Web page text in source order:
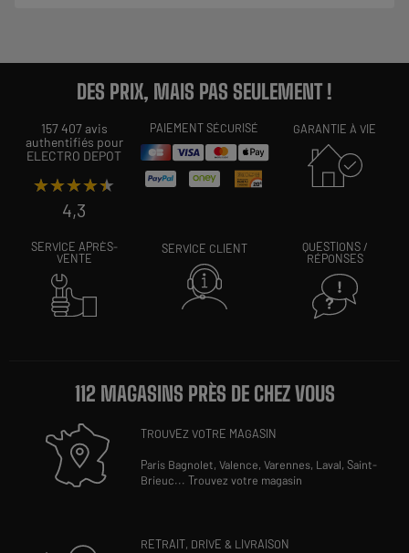
DES PRIX, MAIS PAS SEULEMENT !
157 407 avis
authentifiés pour
ELECTRO DEPOT
★★★★★
★★★★★
4,3
PAIEMENT SÉCURISÉ GARANTIE À VIE
SERVICE APRÈS-
VENTE
SERVICE CLIENT
QUESTIONS /
RÉPONSES
112 MAGASINS PRÈS DE CHEZ VOUS
TROUVEZ VOTRE MAGASIN
Paris Bagnolet,Valence,Varennes, Laval,Saint-
Brieuc...Trouvez votre magasin
RETRAIT, DRIVE & LIVRAISON